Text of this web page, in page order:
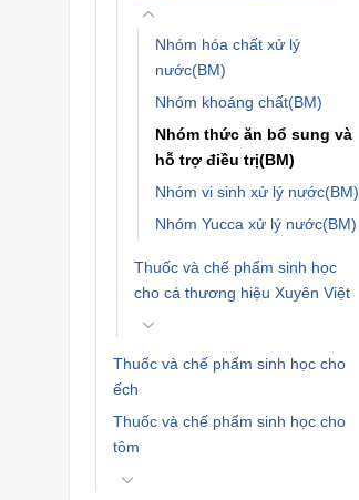
Nhóm hóa chất xử lý
nước(BM)
Nhóm khoáng chất(BM)
Nhóm thức ăn bổ sung và
hỗ trợ điều trị(BM)
Nhóm vi sinh xử lý nước(BM)
Nhóm Yucca xử lý nước(BM)
Thuốc và chế phẩm sinh học
cho cá thương hiệu Xuyên Việt
Thuốc và chế phẩm sinh học cho
ếch
Thuốc và chế phẩm sinh học cho
tôm